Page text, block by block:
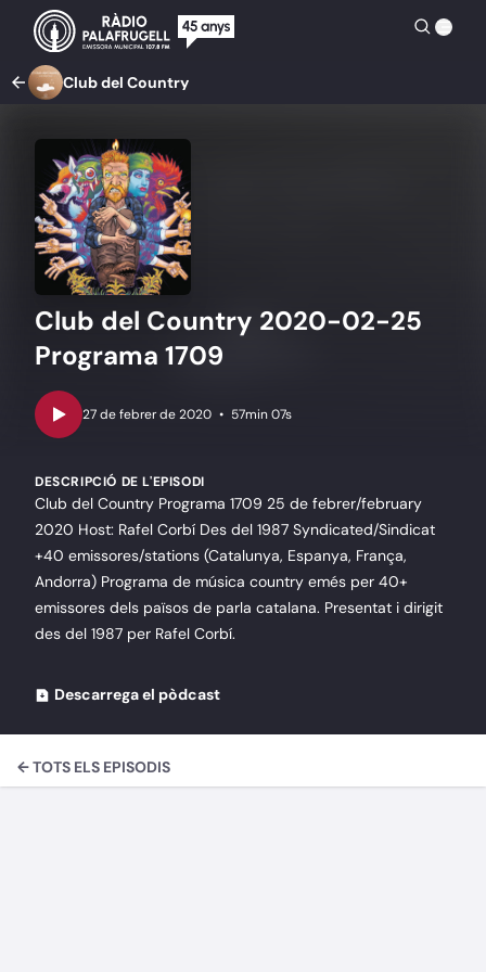
Club del Country
Club del Country 2020-02-25
Programa 1709
• 57min 07s
DESCRIPCIÓ DE L'EPISODI
Club del Country Programa 1709 25 de febrer/february
2020 Host: Rafel Corbí Des del 1987 Syndicated/Sindicat
+40 emissores/stations (Catalunya, Espanya, França,
Andorra) Programa de música country emés per 40+
emissores dels països de parla catalana. Presentat i dirigit
des del 1987 per Rafel Corbí.
Descarrega el pòdcast
← TOTS ELS EPISODIS